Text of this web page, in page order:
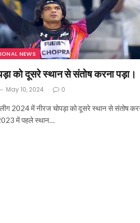
NEWS
को दूसरे स्थान से संतोष करना पड़ा।
May 10, 2024 0
लीग 2024 में नीरज चोपड़ा को दूसरे स्थान से संतोष
में पहले स्थान…